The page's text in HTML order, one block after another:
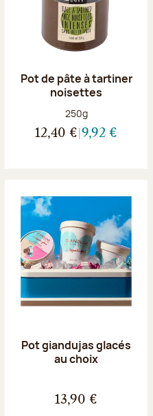
Pot de pâte à tartiner
noisettes
Poids net :
250g
12,40 € 9,92 €
Pot giandujas glacés
au choix
13,90 €